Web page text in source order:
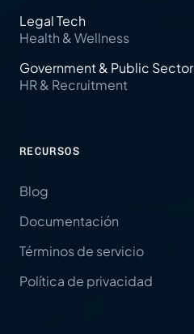
Legal Tech
Health & Wellness
Government & Public Sector
HR & Recruitment
RECURSOS
Blog
Documentación
Términos de servicio
Política de privacidad